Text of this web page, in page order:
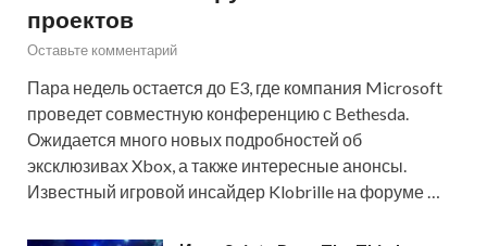
проектов
Оставьте комментарий
Пара недель остается до E3, где компания Microsoft
проведет совместную конференцию с Bethesda.
Ожидается много новых подробностей об
эксклюзивах Xbox, а также интересные анонсы.
Известный игровой инсайдер Klobrille на форуме …